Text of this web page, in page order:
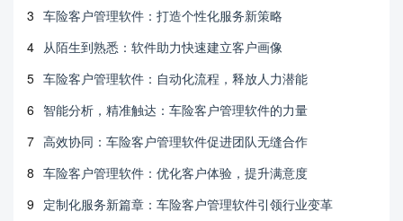
3 车险客户管理软件：打造个性化服务新策略
4 从陌生到熟悉：软件助力快速建立客户画像
5 车险客户管理软件：自动化流程，释放人力潜能
6 智能分析，精准触达：车险客户管理软件的力量
7 高效协同：车险客户管理软件促进团队无缝合作
8 车险客户管理软件：优化客户体验，提升满意度
9 定制化服务新篇章：车险客户管理软件引领行业变革